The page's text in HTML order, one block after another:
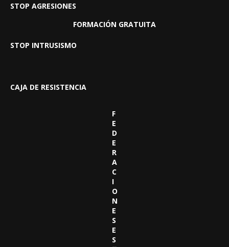
STOP AGRESIONES
FORMACIÓN GRATUITA
STOP INTRUSISMO
CAJA DE RESISTENCIA
F
E
D
E
R
A
C
I
O
N
E
S
E
S